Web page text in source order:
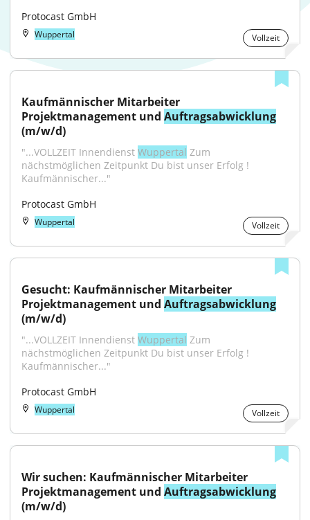
Protocast GmbH
Wuppertal Vollzeit
Kaufmännischer Mitarbeiter
Projektmanagement und Auftragsabwicklung
(m/w/d)
"...VOLLZEIT Innendienst Wuppertal Zum
nächstmöglichen Zeitpunkt Du bist unser Erfolg !
Kaufmännischer..."
Protocast GmbH
Wuppertal Vollzeit
Gesucht: Kaufmännischer Mitarbeiter
Projektmanagement und Auftragsabwicklung
(m/w/d)
"...VOLLZEIT Innendienst Wuppertal Zum
nächstmöglichen Zeitpunkt Du bist unser Erfolg !
Kaufmännischer..."
Protocast GmbH
Wuppertal Vollzeit
Wir suchen: Kaufmännischer Mitarbeiter
Projektmanagement und Auftragsabwicklung
(m/w/d)